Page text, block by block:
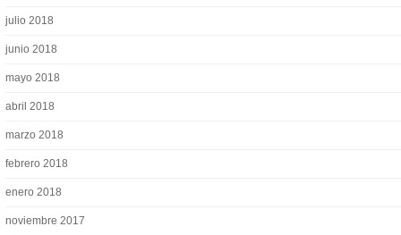
julio 2018
junio 2018
mayo 2018
abril 2018
marzo 2018
febrero 2018
enero 2018
noviembre 2017